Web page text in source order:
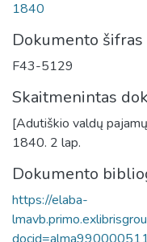
1840
Dokumento šifras
F43-5129
Skaitmenintas
[Adutiškio valdų
1840. 2 lap.
Dokumento
https://elaba-